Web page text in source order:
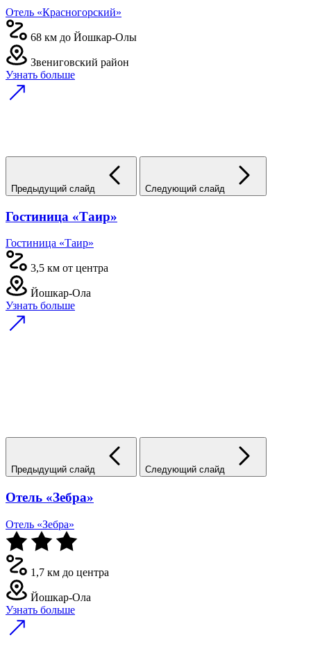
Отель «Красногорский»
68 км до Йошкар-Олы
Звениговский район
Узнать больше
Предыдущий слайд Следующий слайд
Гостиница «Таир»
Гостиница «Таир»
3,5 км от центра
Йошкар-Ола
Узнать больше
Предыдущий слайд Следующий слайд
Отель «Зебра»
Отель «Зебра»
1,7 км до центра
Йошкар-Ола
Узнать больше